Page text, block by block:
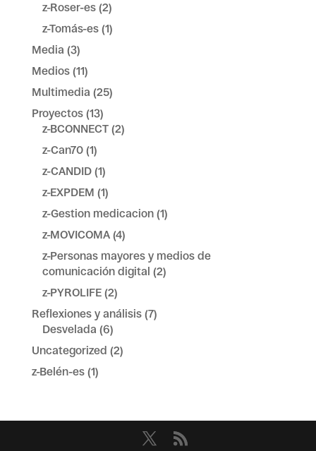
z-Roser-es(2)
z-Tomás-es(1)
Media (3)
Medios(11)
Multimedia (25)
Proyectos(13)
z-BCONNECT(2)
z-Can70(1)
z-CANDID(1)
z-EXPDEM (1)
z-Gestion medicacion(1)
z-MOVICOMA(4)
z-Personas mayores y medios de
comunicación digital (2)
z-PYROLIFE(2)
Reflexiones y análisis(7)
Desvelada (6)
Uncategorized (2)
z-Belén-es(1)